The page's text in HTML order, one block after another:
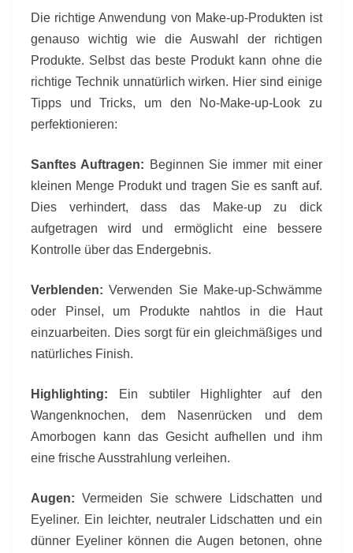
Die richtige Anwendung von Make-up-Produkten ist
genauso wichtig wie die Auswahl der richtigen
Produkte. Selbst das beste Produkt kann ohne die
richtige Technik unnatürlich wirken. Hier sind einige
Tipps und Tricks, um den No-Make-up-Look zu
perfektionieren:
Sanftes Auftragen: Beginnen Sie immer mit einer
kleinen Menge Produkt und tragen Sie es sanft auf.
Dies verhindert, dass das Make-up zu dick
aufgetragen wird und ermöglicht eine bessere
Kontrolle über das Endergebnis.
Verblenden: Verwenden Sie Make-up-Schwämme
oder Pinsel, um Produkte nahtlos in die Haut
einzuarbeiten. Dies sorgt für ein gleichmäßiges und
natürliches Finish.
Highlighting: Ein subtiler Highlighter auf den
Wangenknochen, dem Nasenrücken und dem
Amorbogen kann das Gesicht aufhellen und ihm
eine frische Ausstrahlung verleihen.
Augen: Vermeiden Sie schwere Lidschatten und
Eyeliner. Ein leichter, neutraler Lidschatten und ein
dünner Eyeliner können die Augen betonen, ohne